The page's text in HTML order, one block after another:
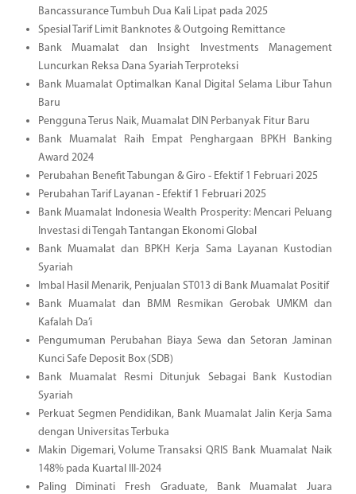
Bancassurance Tumbuh Dua Kali Lipat pada 2025
Spesial Tarif Limit Banknotes & Outgoing Remittance
Bank Muamalat dan Insight Investments Management
Luncurkan Reksa Dana Syariah Terproteksi
Bank Muamalat Optimalkan Kanal Digital Selama Libur Tahun
Baru
Pengguna Terus Naik, Muamalat DIN Perbanyak Fitur Baru
Bank Muamalat Raih Empat Penghargaan BPKH Banking
Award 2024
Perubahan Benefit Tabungan & Giro - Efektif 1 Februari 2025
Perubahan Tarif Layanan - Efektif 1 Februari 2025
Bank Muamalat Indonesia Wealth Prosperity: Mencari Peluang
Investasi di Tengah Tantangan Ekonomi Global
Bank Muamalat dan BPKH Kerja Sama Layanan Kustodian
Syariah
Imbal Hasil Menarik, Penjualan ST013 di Bank Muamalat Positif
Bank Muamalat dan BMM Resmikan Gerobak UMKM dan
Kafalah Da’i
Pengumuman Perubahan Biaya Sewa dan Setoran Jaminan
Kunci Safe Deposit Box (SDB)
Bank Muamalat Resmi Ditunjuk Sebagai Bank Kustodian
Syariah
Perkuat Segmen Pendidikan, Bank Muamalat Jalin Kerja Sama
dengan Universitas Terbuka
Makin Digemari, Volume Transaksi QRIS Bank Muamalat Naik
148% pada Kuartal III-2024
Paling Diminati Fresh Graduate, Bank Muamalat Juara